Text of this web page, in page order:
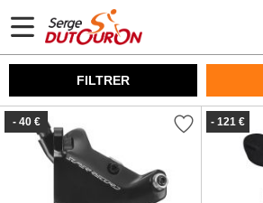
FILTRER
- 40 € - 121 €